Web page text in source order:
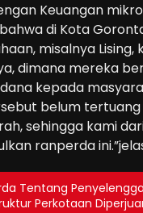
Keuangan
di Kota
misalnya Lising,
dimana mereka
kepada
belum
sehingga kami
ranperda
Tentang
Perkotaan